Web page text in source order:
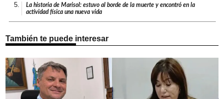
5.
La historia de Marisol: estuvo al borde de la muerte y encontró en la
actividad física una nueva vida
También te puede interesar